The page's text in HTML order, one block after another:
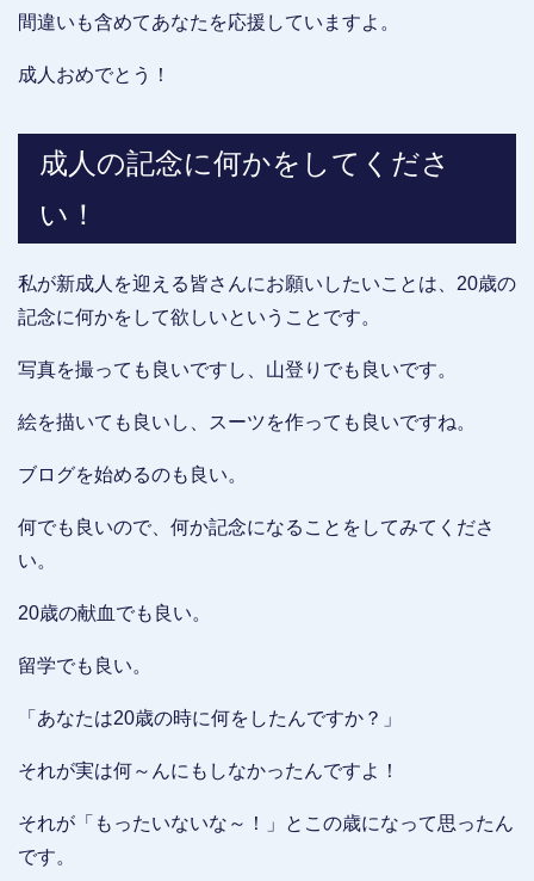
間違いも含めてあなたを応援していますよ。
成人おめでとう！
成人の記念に何かをしてくださ
い！
私が新成人を迎える皆さんにお願いしたいことは、20歳の
記念に何かをして欲しいということです。
写真を撮っても良いですし、山登りでも良いです。
絵を描いても良いし、スーツを作っても良いですね。
ブログを始めるのも良い。
何でも良いので、何か記念になることをしてみてくださ
い。
20歳の献血でも良い。
留学でも良い。
「あなたは20歳の時に何をしたんですか？」
それが実は何～んにもしなかったんですよ！
それが「もったいないな～！」とこの歳になって思ったん
です。